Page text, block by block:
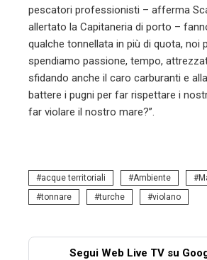
pescatori professionisti – afferma
allertato la Capitaneria di porto –
qualche tonnellata in più di quota, noi
spendiamo passione, tempo,
sfidando anche il caro carburanti e
battere i pugni per far rispettare i
far violare il nostro mare?”.
acque territoriali Ambiente
tonnare
turche violano
Segui Web Live TV su